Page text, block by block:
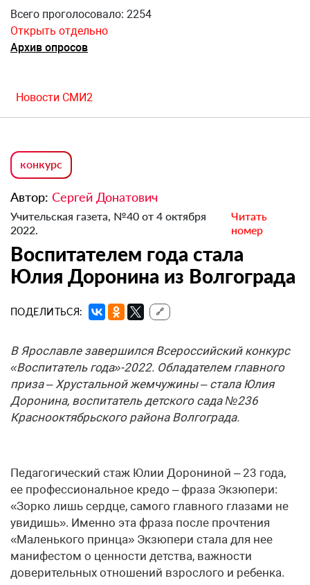
Всего проголосовало: 2254
Открыть отдельно
Архив опросов
Новости СМИ2
конкурс
Автор: Сергей Донатович
Учительская газета, №40 от 4 октября
2022.
Читать
номер
Воспитателем года стала
Юлия Доронина из Волгограда
ПОДЕЛИТЬСЯ: 🔗
В Ярославле завершился Всероссийский конкурс
«Воспитатель года»-2022. Обладателем главного
приза – Хрустальной жемчужины – стала Юлия
Доронина, воспитатель детского сада №236
Краснооктябрьского района Волгограда.
Педагогический стаж Юлии Дорониной – 23 года,
ее профессиональное кредо – фраза Экзюпери:
«Зорко лишь сердце, самого главного глазами не
увидишь». Именно эта фраза после прочтения
«Маленького принца» Экзюпери стала для нее
манифестом о ценности детства, важности
доверительных отношений взрослого и ребенка.